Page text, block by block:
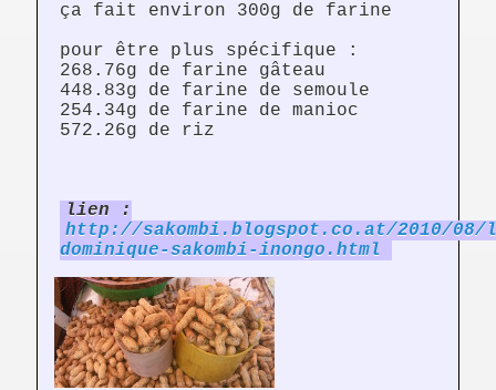
ça fait environ 300g de farine
pour être plus spécifique :
268.76g de farine gâteau
448.83g de farine de semoule
254.34g de farine de manioc
572.26g de riz
lien :
http://sakombi.blogspot.co.at/2010/08/
dominique-sakombi-inongo.html